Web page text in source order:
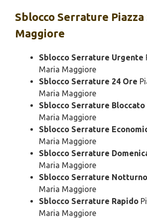
Sblocco Serrature Piazza
Maggiore
Sblocco Serrature Urgente
Maria Maggiore
Sblocco Serrature 24 Ore
Maria Maggiore
Sblocco Serrature Bloccato
Maria Maggiore
Sblocco Serrature
Maria Maggiore
Sblocco Serrature
Maria Maggiore
Sblocco Serrature Notturno
Maria Maggiore
Sblocco Serrature Rapido
Maria Maggiore